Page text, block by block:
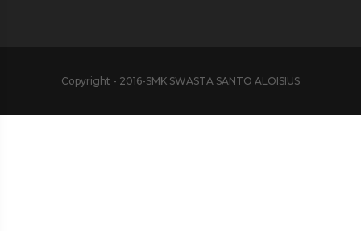
Copyright - 2016-SMK SWASTA SANTO ALOISIUS